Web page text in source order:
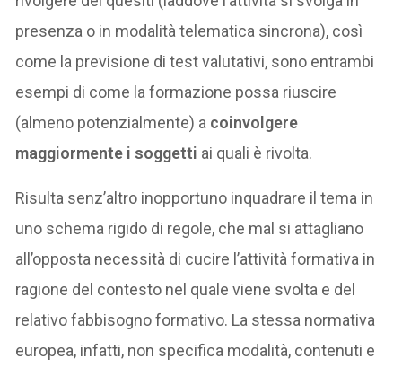
presenza o in modalità telematica sincrona), così
come la previsione di test valutativi, sono entrambi
esempi di come la formazione possa riuscire
(almeno potenzialmente) a coinvolgere
maggiormente i soggetti ai quali è rivolta.
Risulta senz’altro inopportuno inquadrare il tema in
uno schema rigido di regole, che mal si attagliano
all’opposta necessità di cucire l’attività formativa in
ragione del contesto nel quale viene svolta e del
relativo fabbisogno formativo. La stessa normativa
europea, infatti, non specifica modalità, contenuti e